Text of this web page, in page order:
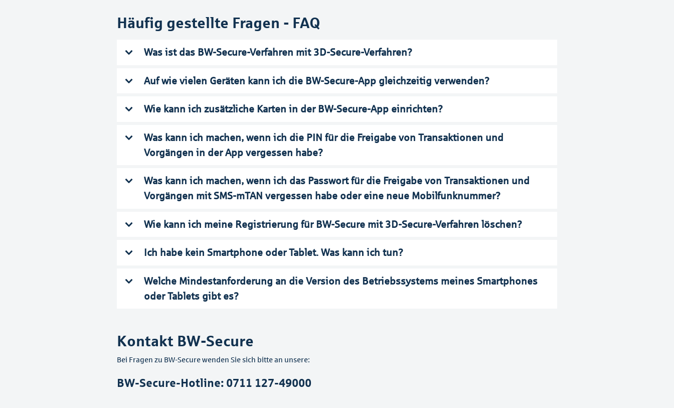
Häufig gestellte Fragen - FAQ
Was ist das BW-Secure-Verfahren mit 3D-Secure-Verfahren?
Auf wie vielen Geräten kann ich die BW-Secure-App gleichzeitig verwenden?
Wie kann ich zusätzliche Karten in der BW-Secure-App einrichten?
Was kann ich machen, wenn ich die PIN für die Freigabe von Transaktionen und
Vorgängen in der App vergessen habe?
Was kann ich machen, wenn ich das Passwort für die Freigabe von Transaktionen und
Vorgängen mit SMS-mTAN vergessen habe oder eine neue Mobilfunknummer?
Wie kann ich meine Registrierung für BW-Secure mit 3D-Secure-Verfahren löschen?
Ich habe kein Smartphone oder Tablet. Was kann ich tun?
Welche Mindestanforderung an die Version des Betriebssystems meines Smartphones
oder Tablets gibt es?
Kontakt BW-Secure
Bei Fragen zu BW-Secure wenden Sie sich bitte an unsere:
BW-Secure-Hotline: 0711 127-49000